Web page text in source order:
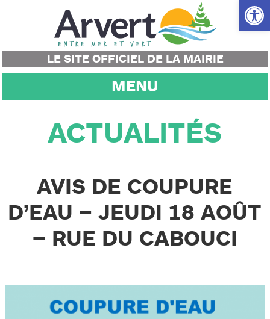
Ouvrir
LE SITE OFFICIEL DE LA MAIRIE
MENU
ACTUALITÉS
AVIS DE COUPURE
D’EAU – JEUDI 18 AOÛT
– RUE DU CABOUCI